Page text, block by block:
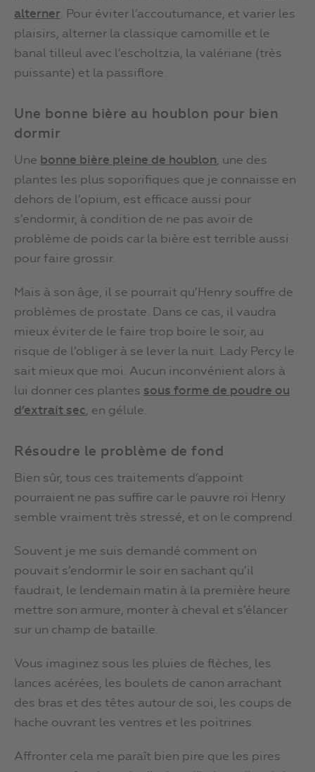
alterner. Pour éviter l’accoutumance, et varier les
plaisirs, alterner la classique camomille et le
banal tilleul avec l’escholtzia, la valériane (très
puissante) et la passiflore.
Une bonne bière au houblon pour bien
dormir
Une bonne bière pleine de houblon, une des
plantes les plus soporifiques que je connaisse en
dehors de l’opium, est efficace aussi pour
s’endormir, à condition de ne pas avoir de
problème de poids car la bière est terrible aussi
pour faire grossir.
Mais à son âge, il se pourrait qu’Henry souffre de
problèmes de prostate. Dans ce cas, il vaudra
mieux éviter de le faire trop boire le soir, au
risque de l’obliger à se lever la nuit. Lady Percy le
sait mieux que moi. Aucun inconvénient alors à
lui donner ces plantes sous forme de poudre ou
d’extrait sec, en gélule.
Résoudre le problème de fond
Bien sûr, tous ces traitements d’appoint
pourraient ne pas suffire car le pauvre roi Henry
semble vraiment très stressé, et on le comprend.
Souvent je me suis demandé comment on
pouvait s’endormir le soir en sachant qu’il
faudrait, le lendemain matin à la première heure
mettre son armure, monter à cheval et s’élancer
sur un champ de bataille.
Vous imaginez sous les pluies de flèches, les
lances acérées, les boulets de canon arrachant
des bras et des têtes autour de soi, les coups de
hache ouvrant les ventres et les poitrines.
Affronter cela me paraît bien pire que les pires